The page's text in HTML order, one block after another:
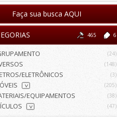
Faça sua busca AQUI
465 6
(24)
(148)
ELETRÔNICOS (3)
> (205)
EQUIPAMENTOS (38)
> (47)